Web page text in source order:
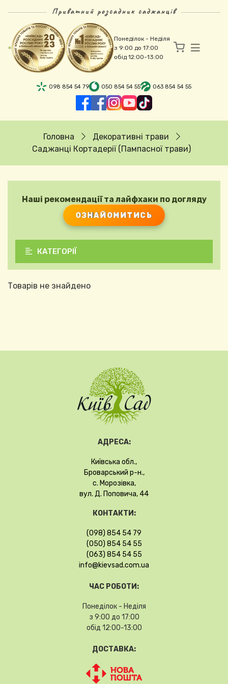
Приватний розсадник саджанців
Понеділок - Неділя
з 9:00 до 17:00
обід 12:00-13:00
098 854 54 79 050 854 54 55 063 854 54 55
Рядок навіґації
Головна
Декоративні трави
Саджанці Кортадерії (Пампасної трави)
Наші рекомендації та лайфхаки по догляду
ОЗНАЙОМИТИСЬ
КАТЕГОРІЇ
Товарів не знайдено
АДРЕСА:
Київська обл.,
Броварський р-н.,
с. Морозівка,
вул. Д. Поповича, 44
КОНТАКТИ:
(098) 854 54 79
(050) 854 54 55
(063) 854 54 55
info@kievsad.com.ua
ЧАС РОБОТИ:
Понеділок - Неділя
з 9:00 до 17:00
обід 12:00-13:00
ДОСТАВКА: